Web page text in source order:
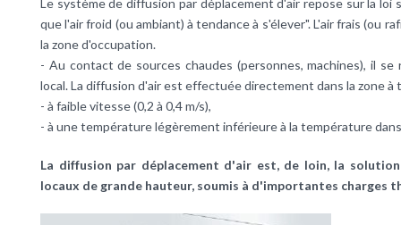
Le système de diffusion par déplacement d'air repose sur la loi
que l'air froid (ou ambiant) à tendance à s'élever". L'air frais (ou
la zone d'occupation.
- Au contact de sources chaudes (personnes, machines), il
local. La diffusion d'air est effectuée directement dans la zone à
- à faible vitesse (0,2 à 0,4 m/s),
- à une température légèrement inférieure à la température
La diffusion par déplacement d'air est, de loin, la
locaux de grande hauteur, soumis à d'importantes charges